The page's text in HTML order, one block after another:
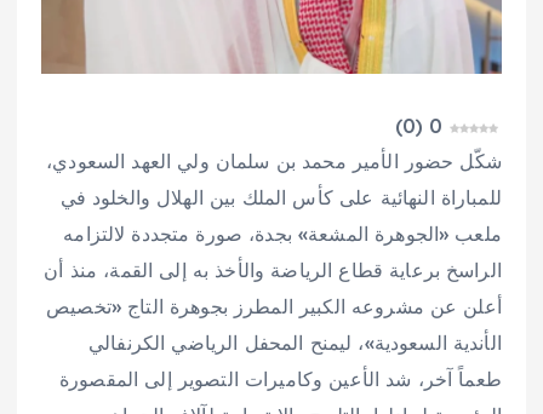
0
(
0
)
شكّل حضور الأمير محمد بن سلمان ولي العهد السعودي،
للمباراة النهائية على كأس الملك بين الهلال والخلود في
ملعب «الجوهرة المشعة» بجدة، صورة متجددة لالتزامه
الراسخ برعاية قطاع الرياضة والأخذ به إلى القمة، منذ أن
أعلن عن مشروعه الكبير المطرز بجوهرة التاج «تخصيص
الأندية السعودية»، ليمنح المحفل الرياضي الكرنفالي
طعماً آخر، شد الأعين وكاميرات التصوير إلى المقصورة